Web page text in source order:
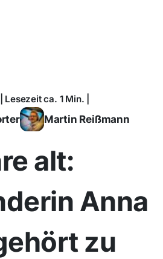
ca. 1 Min. |
Martin Reißmann
alt:
Anna
zu